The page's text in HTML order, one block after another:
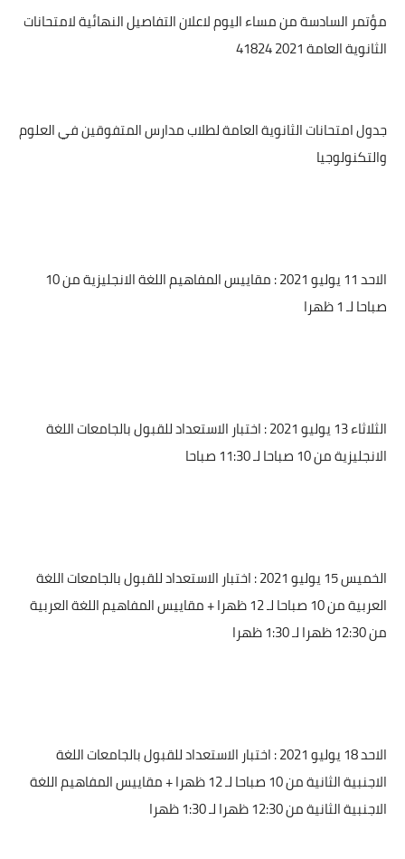
مؤتمر السادسة من مساء اليوم لاعلان التفاصيل النهائية لامتحانات
الثانوية العامة 2021 41824
جدول امتحانات الثانوية العامة لطلاب مدارس المتفوقين في العلوم
والتكنولوجيا
الاحد 11 يوليو 2021 : مقاييس المفاهيم اللغة الانجليزية من 10
صباحا لـ 1 ظهرا
الثلاثاء 13 يوليو 2021 : اختبار الاستعداد للقبول بالجامعات اللغة
الانجليزية من 10 صباحا لـ 11:30 صباحا
الخميس 15 يوليو 2021 : اختبار الاستعداد للقبول بالجامعات اللغة
العربية من 10 صباحا لـ 12 ظهرا + مقاييس المفاهيم اللغة العربية
من 12:30 ظهرا لـ 1:30 ظهرا
الاحد 18 يوليو 2021 : اختبار الاستعداد للقبول بالجامعات اللغة
الاجنبية الثانية من 10 صباحا لـ 12 ظهرا + مقاييس المفاهيم اللغة
الاجنبية الثانية من 12:30 ظهرا لـ 1:30 ظهرا